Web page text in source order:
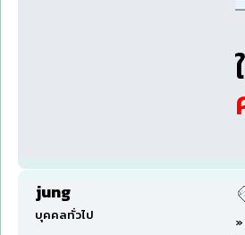
jung
บุคคลทั่วไป
»